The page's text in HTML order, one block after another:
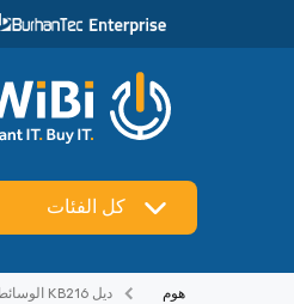
تخطي إلى المحتوى
كل الفئات
هوم ديل KB216 الوسائط المتعددة لوحة مفاتيح- سلكي / يو اس بي/ العربية / أسود- لوحة مفاتيح